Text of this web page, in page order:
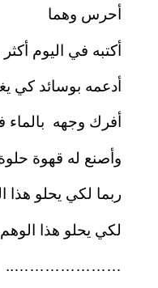
أحرس وهما
أكتبه في اليوم
أدعمه بوسائد كي
أفرك وجهه بالماء
وأصنع له قهوة
ربما لكي يحلو هذا
لكي يحلو هذا
…………………..